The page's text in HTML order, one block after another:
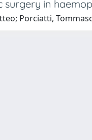
in
Porciatti,